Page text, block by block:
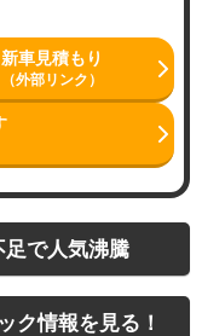
新車見積もり
（外部リンク）
足で人気沸騰
ク情報を見る！